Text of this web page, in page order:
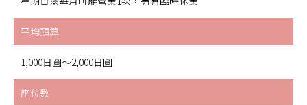
平均預算
1,000日圓～2,000日圓
座位數